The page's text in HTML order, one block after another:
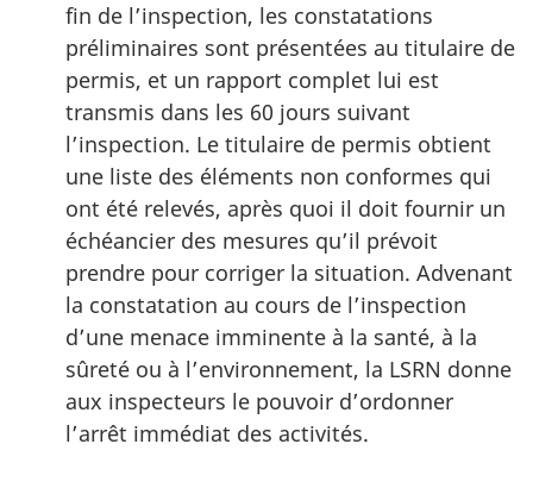
fin de l’inspection, les constatations
préliminaires sont présentées au titulaire de
permis, et un rapport complet lui est
transmis dans les 60 jours suivant
l’inspection. Le titulaire de permis obtient
une liste des éléments non conformes qui
ont été relevés, après quoi il doit fournir un
échéancier des mesures qu’il prévoit
prendre pour corriger la situation. Advenant
la constatation au cours de l’inspection
d’une menace imminente à la santé, à la
sûreté ou à l’environnement, la LSRN donne
aux inspecteurs le pouvoir d’ordonner
l’arrêt immédiat des activités.